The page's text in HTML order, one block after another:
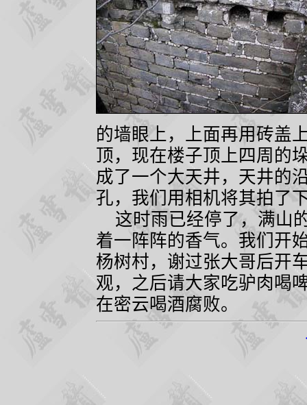
的墙眼上，上面再用砖盖
顶，现在楼子顶上四周的
成了一个大天井，天井的
孔，我们用相机将其拍了
这时雨已经停了，满山
着一阵阵的香气。我们开
杨树村，谢过张大哥后开
观，之后请大家吃驴肉喝
在密云喝酒腐败。